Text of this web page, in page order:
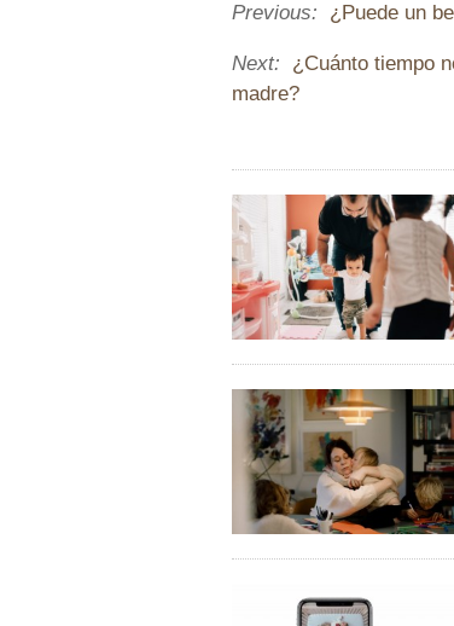
Previous: ¿Puede un
Next:
¿Cuánto tiempo
madre?